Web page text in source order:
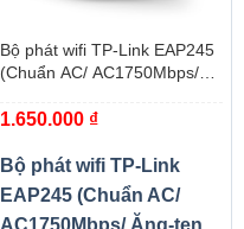
Bộ phát wifi TP-Link EAP245
(Chuẩn AC/ AC1750Mbps/
45User/ Gắn trần/tường)
1.650.000 ₫
Bộ phát wifi TP-Link
EAP245 (Chuẩn AC/